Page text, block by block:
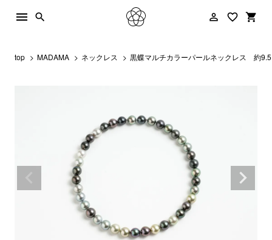
menu person_outline favorite_border shopping_cart
search
top MADAMA ネックレス 黒蝶マルチカラーパールネックレス 約